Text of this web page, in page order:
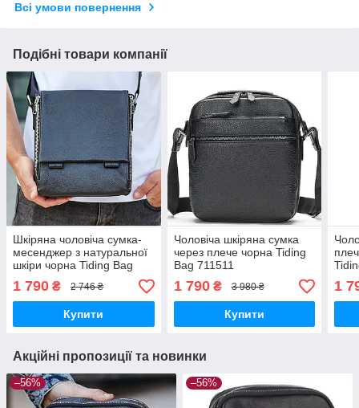
Всі умови повернення
Подібні товари компанії
Шкіряна чоловіча сумка-
месенджер з натуральної
шкіри чорна Tiding Bag
6197
1 790 ₴ 2 746 ₴
Купити
Чоловіча шкіряна сумка
через плече чорна Tiding
Bag 711511
1 790₴ 3 980 ₴
Купити
1
Акційні пропозиції та новинки
–56% –56%